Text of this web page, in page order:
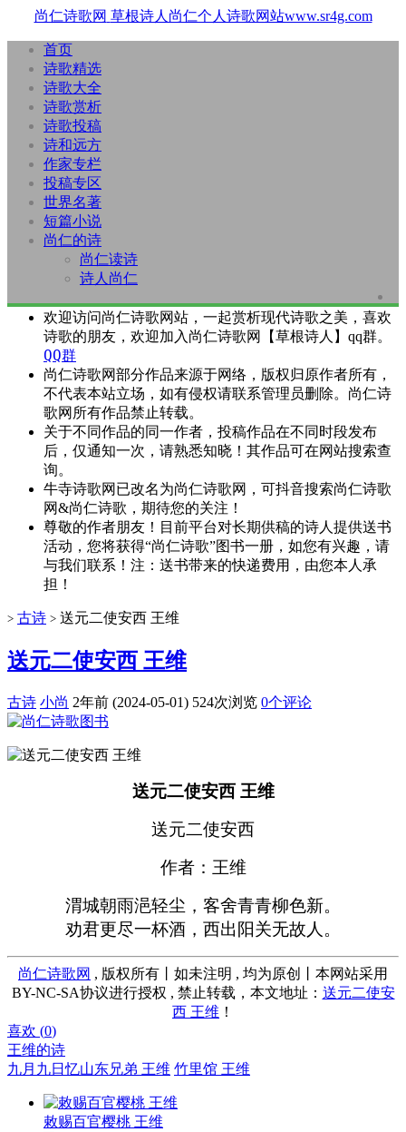
尚仁诗歌网 草根诗人尚仁个人诗歌网站www.sr4g.com
首页
诗歌精选
诗歌大全
诗歌赏析
诗歌投稿
诗和远方
作家专栏
投稿专区
世界名著
短篇小说
尚仁的诗
尚仁读诗
诗人尚仁
欢迎访问尚仁诗歌网站，一起赏析现代诗歌之美，喜欢
诗歌的朋友，欢迎加入尚仁诗歌网【草根诗人】qq群。
QQ群
尚仁诗歌网部分作品来源于网络，版权归原作者所有，
不代表本站立场，如有侵权请联系管理员删除。尚仁诗
歌网所有作品禁止转载。
关于不同作品的同一作者，投稿作品在不同时段发布
后，仅通知一次，请熟悉知晓！其作品可在网站搜索查
询。
牛寺诗歌网已改名为尚仁诗歌网，可抖音搜索尚仁诗歌
网&尚仁诗歌，期待您的关注！
尊敬的作者朋友！目前平台对长期供稿的诗人提供送书
活动，您将获得“尚仁诗歌”图书一册，如您有兴趣，请
与我们联系！注：送书带来的快递费用，由您本人承
担！
> 古诗 > 送元二使安西 王维
送元二使安西 王维
古诗 小尚 2年前 (2024-05-01) 524次浏览 0个评论
送元二使安西 王维
送元二使安西
作者：王维
渭城朝雨浥轻尘，客舍青青柳色新。
劝君更尽一杯酒，西出阳关无故人。
尚仁诗歌网 , 版权所有丨如未注明 , 均为原创丨本网站采用
BY-NC-SA协议进行授权 , 禁止转载，本文地址： 送元二使安
西 王维 ！
喜欢 (0)
王维的诗
九月九日忆山东兄弟 王维 竹里馆 王维
敕赐百官樱桃 王维